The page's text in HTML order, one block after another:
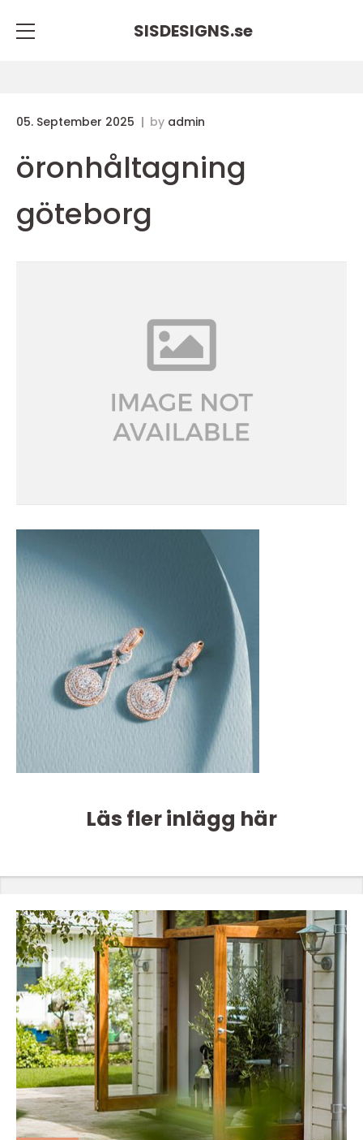
SISDESIGNS.se
05. September 2025 by admin
öronhåltagning
göteborg
Läs fler inlägg här